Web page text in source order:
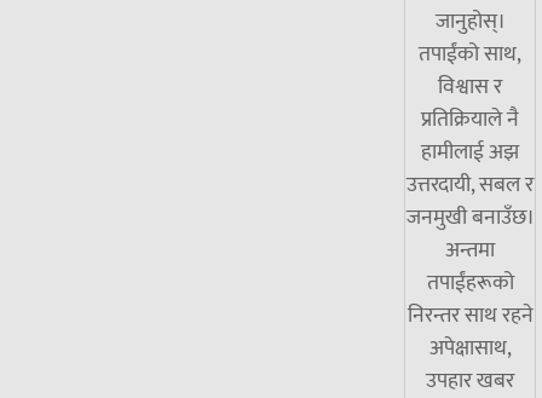
जानुहोस्।
तपाईंको साथ,
विश्वास र
प्रतिक्रियाले नै
हामीलाई अझ
उत्तरदायी, सबल र
जनमुखी बनाउँछ।
अन्तमा
तपाईंहरूको
निरन्तर साथ रहने
अपेक्षासाथ,
उपहार खबर